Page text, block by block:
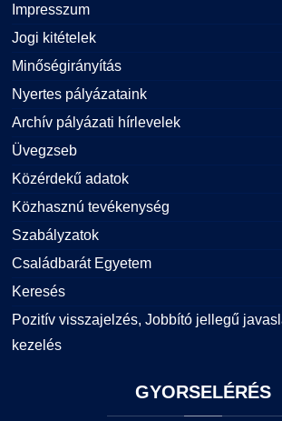
Impresszum
Jogi kitételek
Minőségirányítás
Nyertes pályázataink
Archív pályázati hírlevelek
Üvegzseb
Közérdekű adatok
Közhasznú tevékenység
Szabályzatok
Családbarát Egyetem
Keresés
Pozitív visszajelzés, Jobbító jellegű
kezelés
GYORSELÉRÉS